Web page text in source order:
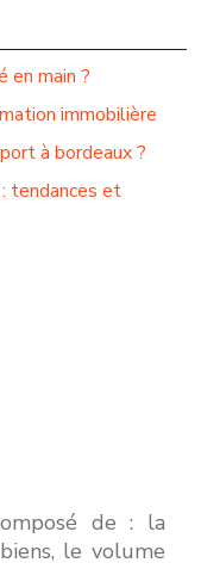
en main ?
immobilière
à bordeaux ?
tendances et
de : la
le volume